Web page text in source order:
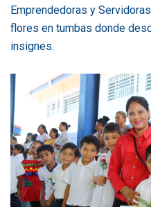
Emprendedoras y
flores en tumbas donde
insignes.